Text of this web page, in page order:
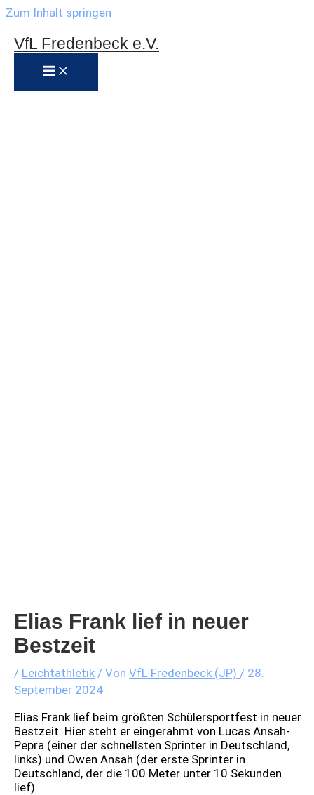
Zum Inhalt springen
VfL Fredenbeck e.V.
Elias Frank lief in neuer
Bestzeit
/ Leichtathletik / Von VfL Fredenbeck (JP) / 28.
September 2024
Elias Frank lief beim größten Schülersportfest in neuer
Bestzeit. Hier steht er eingerahmt von Lucas Ansah-
Pepra (einer der schnellsten Sprinter in Deutschland,
links) und Owen Ansah (der erste Sprinter in
Deutschland, der die 100 Meter unter 10 Sekunden
lief).